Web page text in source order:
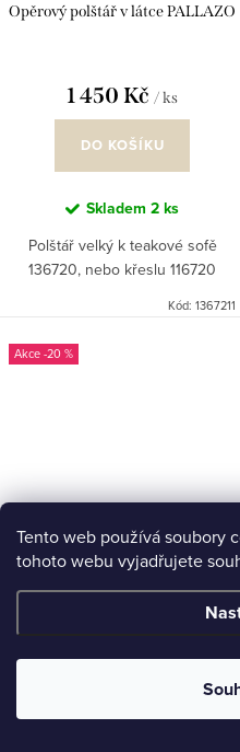
Tento web používá soubory
tohoto webu vyjadřujete
Opěrový polštář v látce PALLAZO
1 450 Kč / ks
DO KOŠÍKU
Skladem 2 ks
Polštář velký k teakové sofě
136720, nebo křeslu 116720
Kód: 1367211
-20 %
Deka sweet 170x130cm
4 000 Kč/ ks